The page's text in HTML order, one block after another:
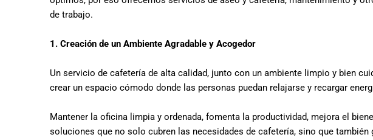
de trabajo.
1. Creación de un Ambiente Agradable y Acogedor
Un servicio de cafetería de alta calidad, junto con un ambiente limpio y bien
crear un espacio cómodo donde las personas puedan relajarse y recargar
Mantener la oficina limpia y ordenada, fomenta la productividad, mejora el
soluciones que no solo cubren las necesidades de cafetería, sino que